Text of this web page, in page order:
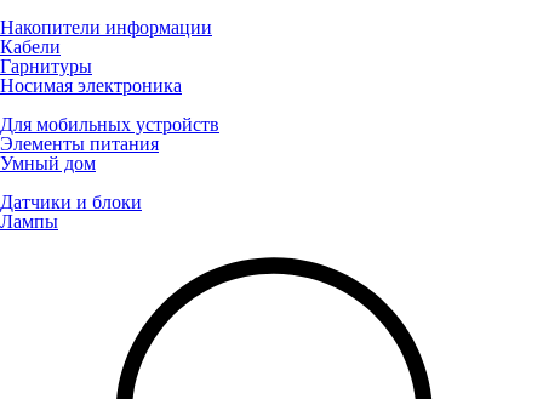
Накопители информации
Кабели
Гарнитуры
Носимая электроника
Для мобильных устройств
Элементы питания
Умный дом
Датчики и блоки
Лампы